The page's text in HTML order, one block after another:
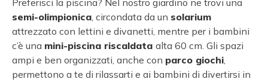
Preferisci la piscina? Nel nostro giardino ne trovi una
semi-olimpionica, circondata da un solarium
attrezzato con lettini e divanetti, mentre per i bambini
c’è una mini-piscina riscaldata alta 60 cm. Gli spazi
ampi e ben organizzati, anche con parco giochi,
permettono a te di rilassarti e ai bambini di divertirsi in